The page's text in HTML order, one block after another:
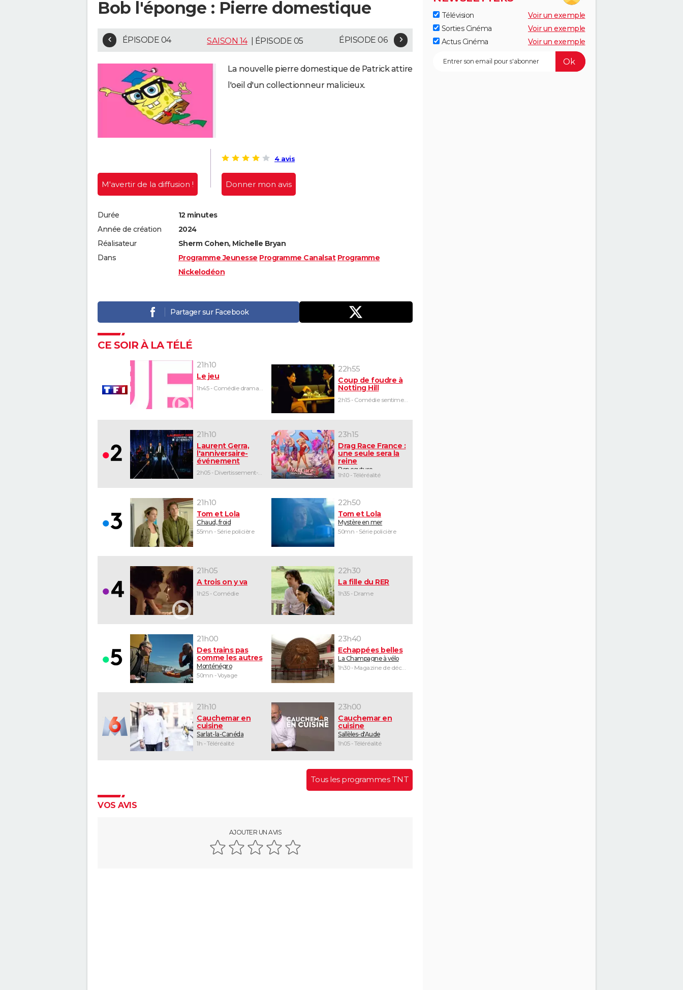
Bob l'éponge : Pierre domestique
ÉPISODE 04 SAISON 14 | ÉPISODE 05 ÉPISODE 06
La nouvelle pierre domestique de Patrick attire
l'oeil d'un collectionneur malicieux.
M'avertir de la diffusion !
4 avis
Donner mon avis
Durée
12 minutes
Année de création
2024
Réalisateur
Sherm Cohen, Michelle Bryan
Dans
Programme Jeunesse Programme Canalsat Programme
Nickelodéon
Partager sur Facebook
CE SOIR À LA TÉLÉ
21h10
Le jeu
1h45 - Comédie dramatique
22h55
Coup de foudre à
Notting Hill
2h15 - Comédie sentimentale
21h10
Laurent Gerra,
l'anniversaire-
événement
2h05 - Divertissement-humour
23h15
Drag Race France :
une seule sera la
reine
Pop couture
1h10 - Téléréalité
21h10
Tom et Lola
Chaud, froid
55mn - Série policière
22h50
Tom et Lola
Mystère en mer
50mn - Série policière
21h05
A trois on y va
1h25 - Comédie
22h30
La fille du RER
1h35 - Drame
21h00
Des trains pas
comme les autres
Monténégro
50mn - Voyage
23h40
Echappées belles
La Champagne à vélo
1h30 - Magazine de découvertes
21h10
Cauchemar en
cuisine
Sarlat-la-Canéda
1h - Téléréalité
23h00
Cauchemar en
cuisine
Sallèles-d'Aude
1h05 - Téléréalité
Tous les programmes TNT
VOS AVIS
AJOUTER UN AVIS
Télévision
Voir un exemple
Sorties Cinéma
Voir un exemple
Actus Cinéma
Voir un exemple